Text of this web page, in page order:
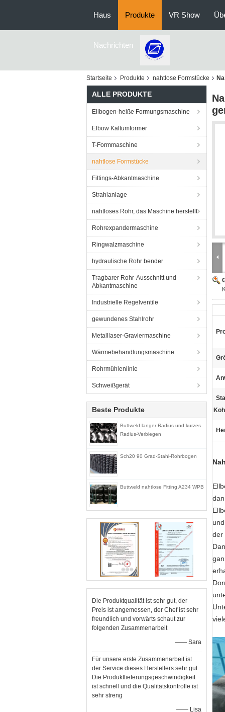
Haus Produkte VR Show
Nachrichten
Startseite Produkte nahtlose Formstücke
ALLE PRODUKTE
Ellbogen-heiße Formungsmaschine
Elbow Kaltumformer
T-Formmaschine
nahtlose Formstücke
Fittings-Abkantmaschine
Strahlanlage
nahtloses Rohr, das Maschine herstellt
Rohrexpandermaschine
Ringwalzmaschine
hydraulische Rohr bender
Tragbarer Rohr-Ausschnitt und
Abkantmaschine
Industrielle Regelventile
gewundenes Stahlrohr
Metalllaser-Graviermaschine
Wärmebehandlungsmaschine
Rohrmühlenlinie
Schweißgerät
Beste Produkte
Buttweld langer Radius und kurzes
Radius-Verbiegen
Sch20 90 Grad-Stahl-Rohrbogen
Buttweld nahtlose Fitting A234 WPB
Die Produktqualität ist sehr gut, der
Preis ist angemessen, der Chef ist sehr
freundlich und vorwärts schaut zur
folgenden Zusammenarbeit
—— Sara
Für unsere erste Zusammenarbeit ist
der Service dieses Herstellers sehr gut.
Die Produktlieferungsgeschwindigkeit
ist schnell und die Qualitätskontrolle ist
sehr streng
—— Lisa
der